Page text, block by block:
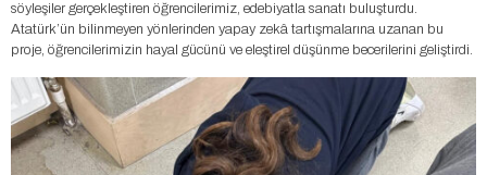
söyleşiler gerçekleştiren öğrencilerimiz, edebiyatla sanatı buluşturdu.
Atatürk’ün bilinmeyen yönlerinden yapay zekâ tartışmalarına uzanan bu
proje, öğrencilerimizin hayal gücünü ve eleştirel düşünme becerilerini geliştirdi.